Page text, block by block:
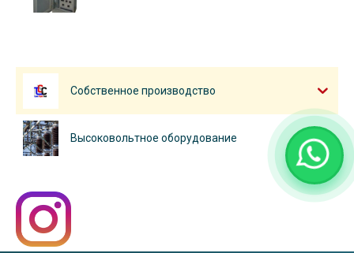
Собственное производство
Высоковольтное оборудование